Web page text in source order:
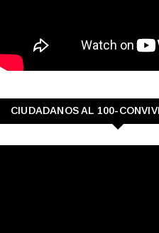
CIUDADANOS AL 100-